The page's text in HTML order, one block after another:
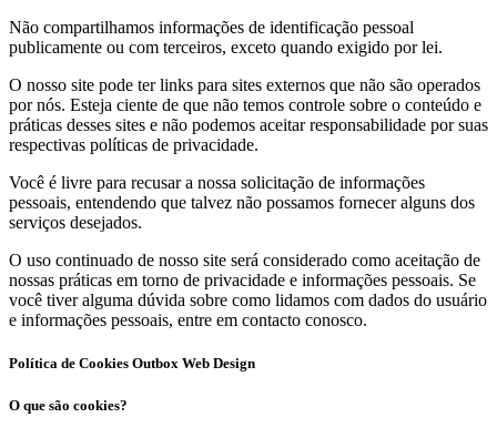
Não compartilhamos informações de identificação pessoal
publicamente ou com terceiros, exceto quando exigido por lei.
O nosso site pode ter links para sites externos que não são operados
por nós. Esteja ciente de que não temos controle sobre o conteúdo e
práticas desses sites e não podemos aceitar responsabilidade por suas
respectivas políticas de privacidade.
Você é livre para recusar a nossa solicitação de informações
pessoais, entendendo que talvez não possamos fornecer alguns dos
serviços desejados.
O uso continuado de nosso site será considerado como aceitação de
nossas práticas em torno de privacidade e informações pessoais. Se
você tiver alguma dúvida sobre como lidamos com dados do usuário
e informações pessoais, entre em contacto conosco.
Política de Cookies Outbox Web Design
O que são cookies?